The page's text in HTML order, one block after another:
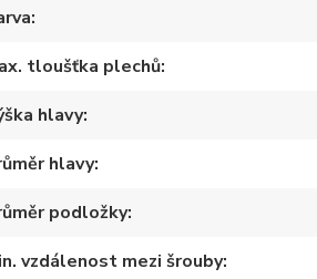
tloušťka plechů
hlavy
hlavy
podložky
vzdálenost mezi šrouby